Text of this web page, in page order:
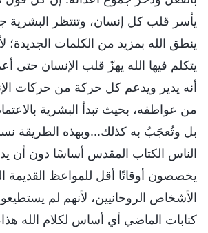
يأسر قلب كل إنسان، وتنتظر البشرية
ينطق الله بمزيد من الكلمات
يتكلم فيها الله يهزّ قلب الإنسان حتى
أنه يدير ويدعم كل حركة من حركات
من عواطفه، بحيث تبدأ البشرية
بل وتُعجَبُ به كذلك...وبهذه الطريقة
الناس الكتاب المقدس أساسًا دون أن
يخصصون أوقاتًا أقل للمواعظ القديمة
الأشخاص الروحانيين، لأنهم لم
كتابات الماضي أي أساس لكلام الله